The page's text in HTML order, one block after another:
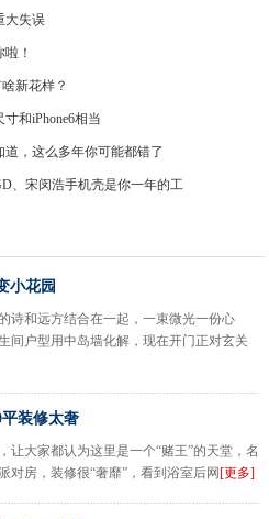
大失误
！
新花样？
和iPhone6相当
，这么多年你可能都错了
、宋闵浩手机壳是你一年的工
小花园
诗和远方结合在一起，一束微光一份心
间户型用中岛墙化解，现在开门正对玄关
装修太奢
让大家都认为这里是一个“赌王”的天堂，名
对房，装修很“奢靡”，看到浴室后网 [更多]